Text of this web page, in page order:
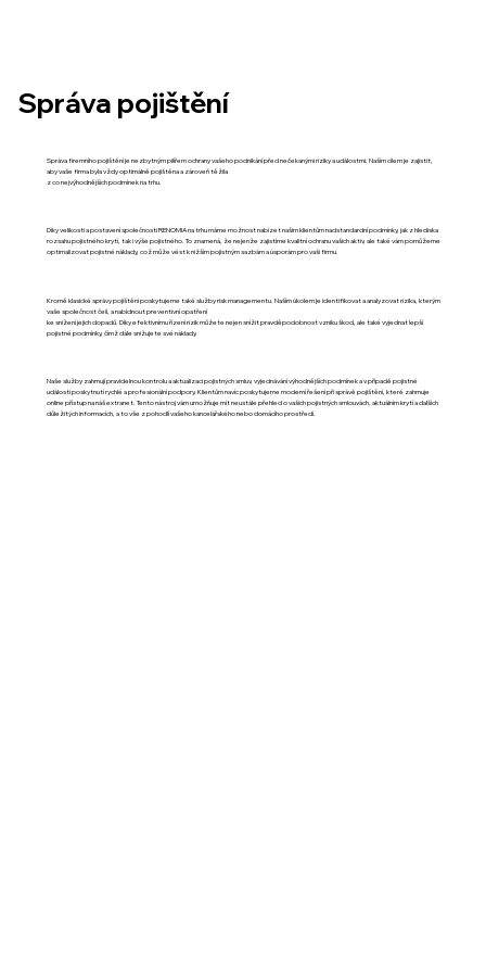
Správa pojištění
Správa firemního pojištění je nezbytným pilířem ochrany vašeho podnikání před nečekanými riziky a událostmi. Naším cílem je zajistit,
aby vaše firma byla vždy optimálně pojištěna a zároveň těžila
z co nejvýhodnějších podmínek na trhu.
Díky velikosti a postavení společnosti RENOMIA na trhu máme možnost nabízet našim klientům nadstandardní podmínky, jak z hlediska
rozsahu pojistného krytí, tak i výše pojistného. To znamená, že nejenže zajistíme kvalitní ochranu vašich aktiv, ale také vám pomůžeme
optimalizovat pojistné náklady, což může vést k nižším pojistným sazbám a úsporám pro vaši firmu.
Kromě klasické správy pojištění poskytujeme také služby risk managementu. Naším úkolem je identifikovat a analyzovat rizika, kterým
vaše společnost čelí, a nabídnout preventivní opatření
ke snížení jejich dopadů. Díky efektivnímu řízení rizik můžete nejen snížit pravděpodobnost vzniku škod, ale také vyjednat lepší
pojistné podmínky, čímž dále snižujete své náklady.
Naše služby zahrnují pravidelnou kontrolu a aktualizaci pojistných smluv, vyjednávání výhodnějších podmínek a v případě pojistné
události poskytnutí rychlé a profesionální podpory. Klientům navíc poskytujeme moderní řešení při správě pojištění, které zahrnuje
online přístup na náš extranet. Tento nástroj vám umožňuje mít neustále přehled o vašich pojistných smlouvách, aktuálním krytí a dalších
důležitých informacích, a to vše z pohodlí vašeho kancelářského nebo domácího prostředí.